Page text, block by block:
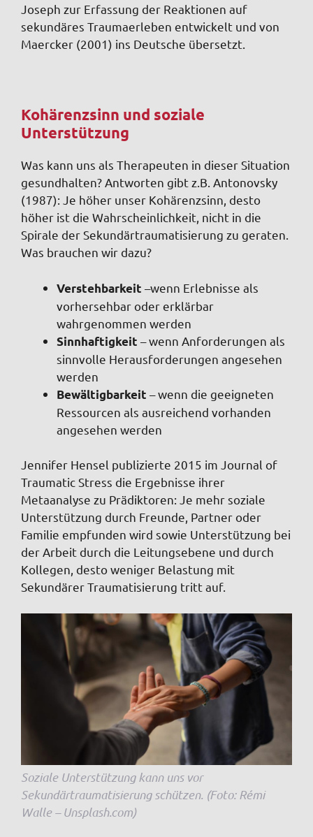
Joseph zur Erfassung der Reaktionen auf
sekundäres Traumaerleben entwickelt und von
Maercker (2001) ins Deutsche übersetzt.
Kohärenzsinn und soziale
Unterstützung
Was kann uns als Therapeuten in dieser Situation
gesundhalten? Antworten gibt z.B. Antonovsky
(1987): Je höher unser Kohärenzsinn, desto
höher ist die Wahrscheinlichkeit, nicht in die
Spirale der Sekundärtraumatisierung zu geraten.
Was brauchen wir dazu?
Verstehbarkeit –wenn Erlebnisse als
vorhersehbar oder erklärbar
wahrgenommen werden
Sinnhaftigkeit – wenn Anforderungen als
sinnvolle Herausforderungen angesehen
werden
Bewältigbarkeit – wenn die geeigneten
Ressourcen als ausreichend vorhanden
angesehen werden
Jennifer Hensel publizierte 2015 im Journal of
Traumatic Stress die Ergebnisse ihrer
Metaanalyse zu Prädiktoren: Je mehr soziale
Unterstützung durch Freunde, Partner oder
Familie empfunden wird sowie Unterstützung bei
der Arbeit durch die Leitungsebene und durch
Kollegen, desto weniger Belastung mit
Sekundärer Traumatisierung tritt auf.
Soziale Unterstützung kann uns vor
Sekundärtraumatisierung schützen. (Foto: Rémi
Walle – Unsplash.com)